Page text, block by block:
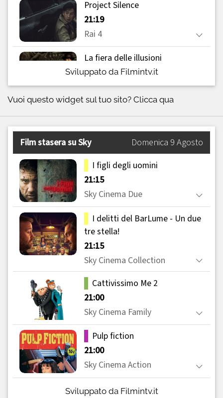
Sviluppato da Filmintv.it
Vuoi questo widget sul tuo sito? Clicca qua
Sviluppato da Filmintv.it